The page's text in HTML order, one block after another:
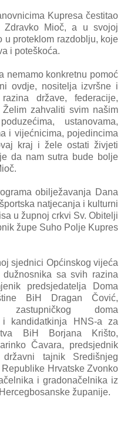
Kupresa čestitao
Zdravko Mioč, a u svojoj
u proteklom razdoblju, koje
i poteškoća.
nemamo konkretnu pomoć
ovdje, nositelja izvršne i
države, federacije,
zahvaliti svim našim
ustanovama,
i vijećnicima, pojedincima
kraj i žele ostati živjeti
da nam sutra bude bolje
obilježavanja Dana
natjecanja i kulturni
u župnoj crkvi Sv. Obitelji
župe Suho Polje Kupres
sjednici Općinskog vijeća
sa svih razina
predsjedatelja Doma
BiH Dragan Čović,
zastupničkog doma
i kandidatkinja HNS-a za
BiH Borjana Krišto,
Čavara, predsjednik
tajnik Središnjeg
Hrvatske Zvonko
i gradonačelnika iz
županije.